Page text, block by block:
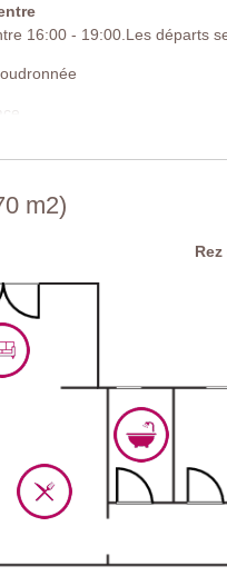
16:00 - 19:00.Les départs
m2)